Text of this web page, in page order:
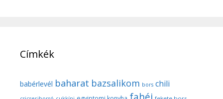
Címkék
babérlevél baharat bazsalikom bors chili